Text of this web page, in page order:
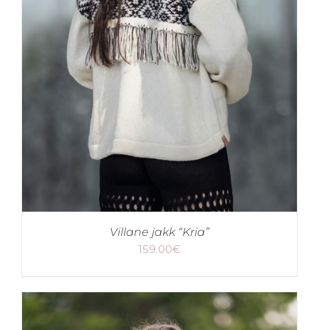
Villane jakk “Kria”
159.00€